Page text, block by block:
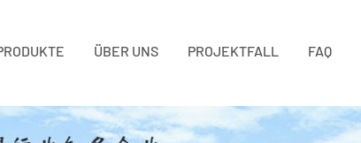
ÜBER UNS PROJEKTFALL FAQ